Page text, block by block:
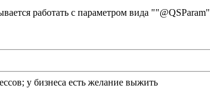
работать с параметром вида ""@QSParam"
у бизнеса есть желание выжить